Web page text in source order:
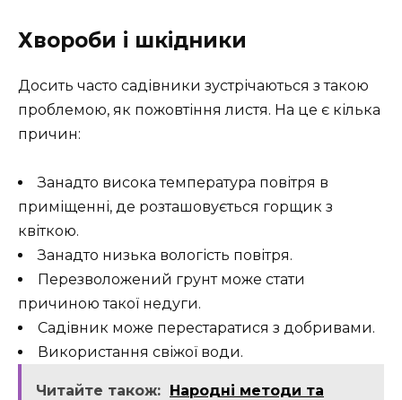
Хвороби і шкідники
Досить часто садівники зустрічаються з такою
проблемою, як пожовтіння листя. На це є кілька
причин:
Занадто висока температура повітря в
приміщенні, де розташовується горщик з
квіткою.
Занадто низька вологість повітря.
Перезволожений грунт може стати
причиною такої недуги.
Садівник може перестаратися з добривами.
Використання свіжої води.
Читайте також: Народні методи та